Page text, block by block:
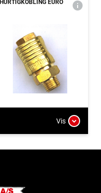
HURTIGKOBLING EURO
Vis